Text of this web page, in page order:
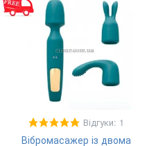
Відгуки: 1
Вібромасажер із двома